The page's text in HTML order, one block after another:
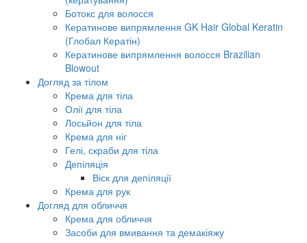
Ботокс для волосся
Кератинове випрямлення GK Hair Global Keratin
(Глобал Кератін)
Кератинове випрямлення волосся Brazilian
Blowout
Догляд за тілом
Крема для тіла
Олії для тіла
Лосьйон для тіла
Крема для ніг
Гелі, скраби для тіла
Депіляція
Віск для депіляції
Крема для рук
Догляд для обличчя
Крема для обличчя
Засоби для вмивання та демакіяжу